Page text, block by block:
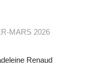
MARS 2026
Renaud